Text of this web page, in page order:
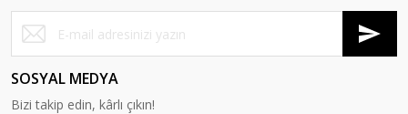
SOSYAL MEDYA
Bizi takip edin, kârlı çıkın!